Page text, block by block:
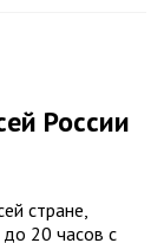
России
стране,
20 часов с